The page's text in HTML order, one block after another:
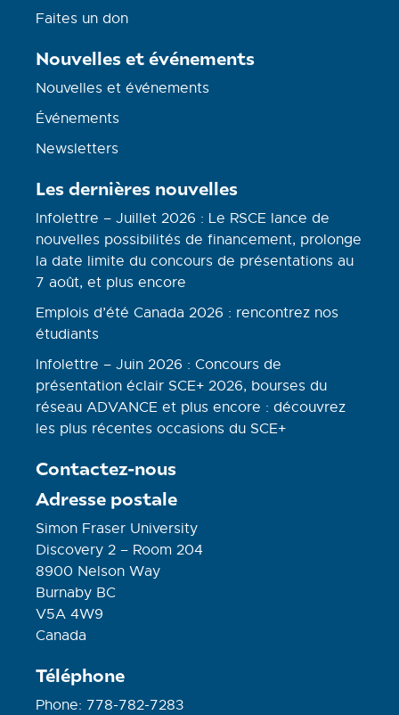
Faites un don
Nouvelles et événements
Nouvelles et événements
Événements
Newsletters
Les dernières nouvelles
Infolettre – Juillet 2026 : Le RSCE lance de
nouvelles possibilités de financement, prolonge
la date limite du concours de présentations au
7 août, et plus encore
Emplois d’été Canada 2026 : rencontrez nos
étudiants
Infolettre – Juin 2026 : Concours de
présentation éclair SCE+ 2026, bourses du
réseau ADVANCE et plus encore : découvrez
les plus récentes occasions du SCE+
Contactez-nous
Adresse postale
Simon Fraser University
Discovery 2 – Room 204
8900 Nelson Way
Burnaby BC
V5A 4W9
Canada
Téléphone
Phone: 778-782-7283